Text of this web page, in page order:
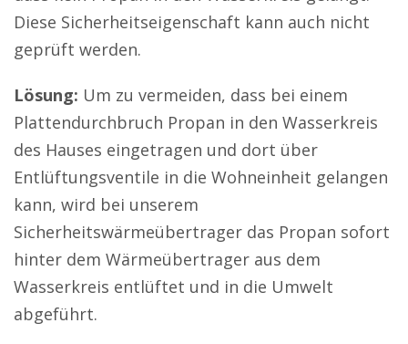
Diese Sicherheitseigenschaft kann auch nicht
geprüft werden.
Lösung: Um zu vermeiden, dass bei einem
Plattendurchbruch Propan in den Wasserkreis
des Hauses eingetragen und dort über
Entlüftungsventile in die Wohneinheit gelangen
kann, wird bei unserem
Sicherheitswärmeübertrager das Propan sofort
hinter dem Wärmeübertrager aus dem
Wasserkreis entlüftet und in die Umwelt
abgeführt.